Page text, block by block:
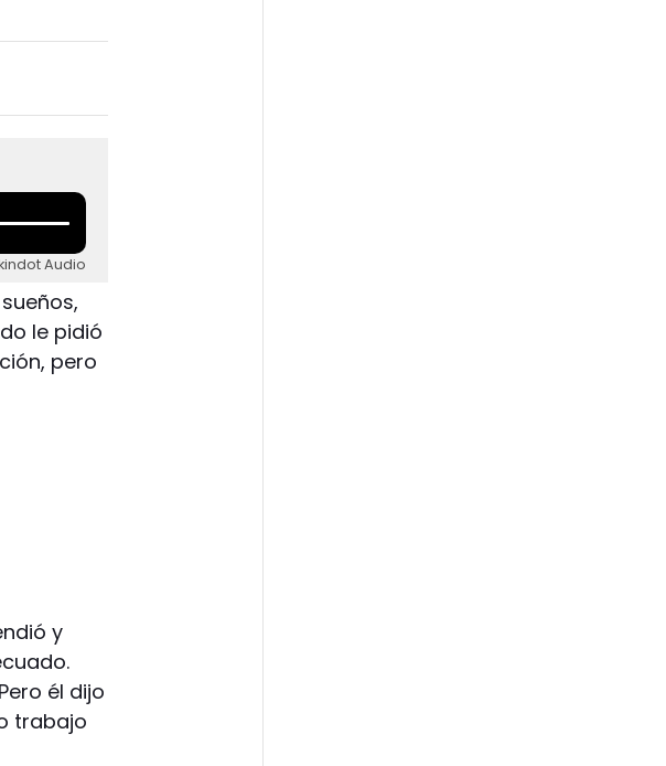
Audio
le pidió
pero
y
él dijo
trabajo